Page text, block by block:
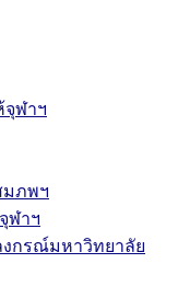
จุฬาฯ
มภพฯ
ฬาฯ
งกรณ์มหาวิทยาลัย